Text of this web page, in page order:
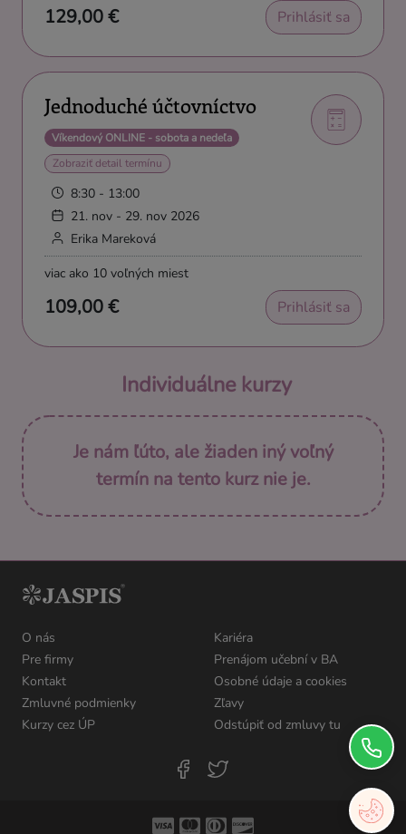
129,00 € Prihlásiť sa
Jednoduché účtovníctvo
Víkendový ONLINE - sobota a nedeľa
Zobraziť detail termínu
8:30 - 13:00
21. nov - 29. nov 2026
Erika Mareková
viac ako 10 voľných miest
109,00 € Prihlásiť sa
Individuálne kurzy
Je nám ľúto, ale žiaden iný voľný
termín na tento kurz nie je.
O nás
Kariéra
Pre firmy
Prenájom učební v BA
Kontakt
Osobné údaje a cookies
Zmluvné podmienky
Zľavy
Kurzy cez ÚP
Odstúpiť od zmluvy tu